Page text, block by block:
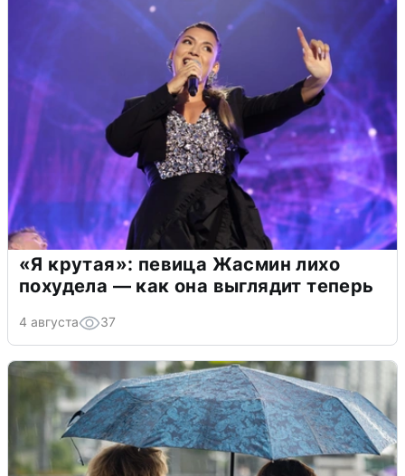
«Я крутая»: певица Жасмин лихо
похудела — как она выглядит теперь
4 августа 37